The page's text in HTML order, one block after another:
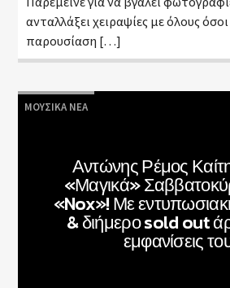
ανταλλάξει χειραψίες με όλους
παρουσίαση […]
ΜΟΥΣΙΚΆ ΝΈΑ
Αντώνης Ρέμος
«Μαγικά»
«Nox»! Με
& διήμερο sold out
εμφανίσεις